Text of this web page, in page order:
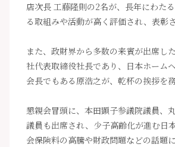
店次長 工藤隆則の2名が、長年にわた
る取組みや活動が高く評価され、表彰
また、政財界から多数の来賓が出席し
社代表取締役社長であり、日本ホーム
会長でもある原浩之が、乾杯の挨拶を務
懇親会冒頭に、本田顕子参議院議員、
議員も出席され、少子高齢化が進む日
会保険料の高騰や財政問題などの話題